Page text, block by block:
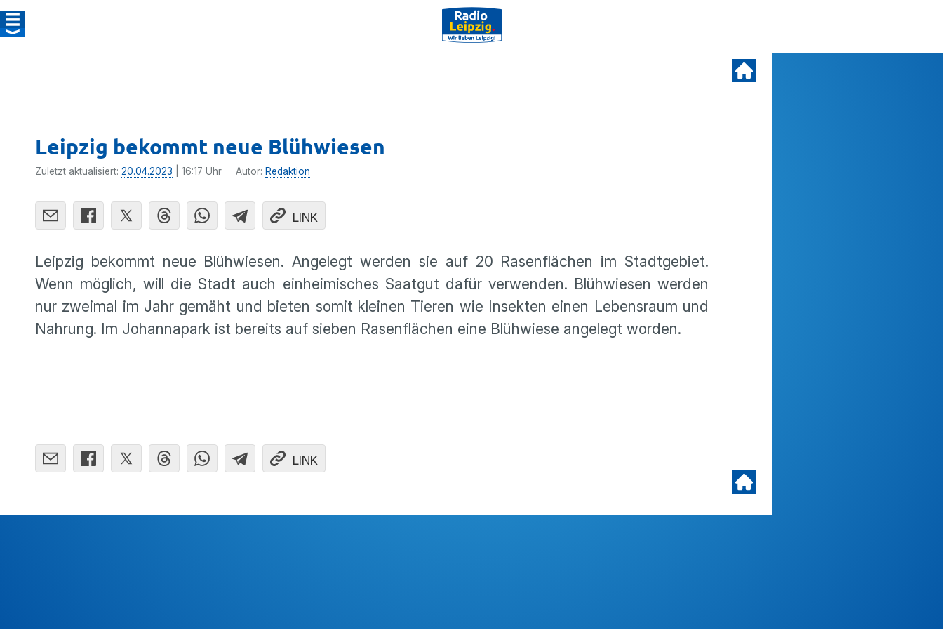
Leipzig bekommt neue Blühwiesen
Zuletzt aktualisiert: 20.04.2023 | 16:17 Uhr Autor: Redaktion
LINK
Leipzig bekommt neue Blühwiesen. Angelegt werden sie auf 20 Rasenflächen im Stadtgebiet.
Wenn möglich, will die Stadt auch einheimisches Saatgut dafür verwenden. Blühwiesen werden
nur zweimal im Jahr gemäht und bieten somit kleinen Tieren wie Insekten einen Lebensraum und
Nahrung. Im Johannapark ist bereits auf sieben Rasenflächen eine Blühwiese angelegt worden.
LINK